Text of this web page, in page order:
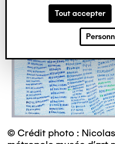
Tout accepter
© Crédit photo :